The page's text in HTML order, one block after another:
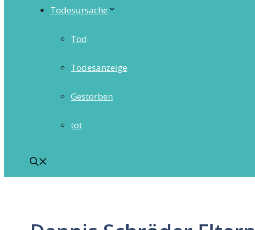
Todesursache
Tod
Todesanzeige
Gestorben
tot